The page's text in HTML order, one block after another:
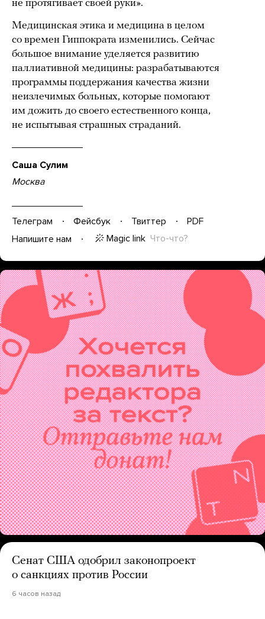
не протягивает своей руки».
Медицинская этика и медицина в целом
со времен Гиппократа изменились. Сейчас
большое внимание уделяется развитию
паллиативной медицины: разрабатываются
программы поддержания качества жизни
неизлечимых больных, которые помогают
им дожить до своего естественного конца,
не испытывая страшных страданий.
Саша Сулим
Москва
Телеграм Фейсбук Твиттер
PDF
Напишите нам
Magic link Что-что?
Сенат США одобрил законопроект
о санкциях против России
6 часов назад